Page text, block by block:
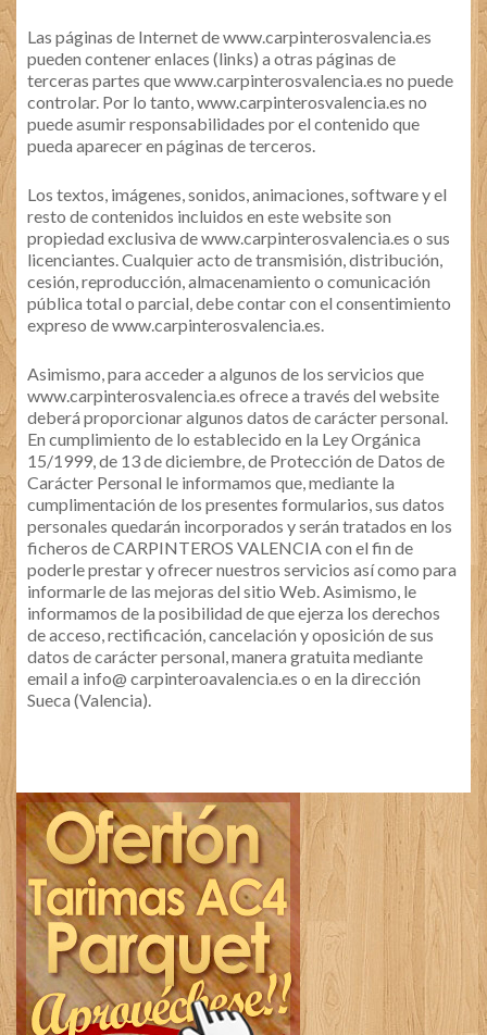
Las páginas de Internet de www.carpinterosvalencia.es
pueden contener enlaces (links) a otras páginas de
terceras partes que www.carpinterosvalencia.es no puede
controlar. Por lo tanto, www.carpinterosvalencia.es no
puede asumir responsabilidades por el contenido que
pueda aparecer en páginas de terceros.
Los textos, imágenes, sonidos, animaciones, software y el
resto de contenidos incluidos en este website son
propiedad exclusiva de www.carpinterosvalencia.es o sus
licenciantes. Cualquier acto de transmisión, distribución,
cesión, reproducción, almacenamiento o comunicación
pública total o parcial, debe contar con el consentimiento
expreso de www.carpinterosvalencia.es.
Asimismo, para acceder a algunos de los servicios que
www.carpinterosvalencia.es ofrece a través del website
deberá proporcionar algunos datos de carácter personal.
En cumplimiento de lo establecido en la Ley Orgánica
15/1999, de 13 de diciembre, de Protección de Datos de
Carácter Personal le informamos que, mediante la
cumplimentación de los presentes formularios, sus datos
personales quedarán incorporados y serán tratados en los
ficheros de CARPINTEROS VALENCIA con el fin de
poderle prestar y ofrecer nuestros servicios así como para
informarle de las mejoras del sitio Web. Asimismo, le
informamos de la posibilidad de que ejerza los derechos
de acceso, rectificación, cancelación y oposición de sus
datos de carácter personal, manera gratuita mediante
email a info@ carpinteroavalencia.es o en la dirección
Sueca (Valencia).